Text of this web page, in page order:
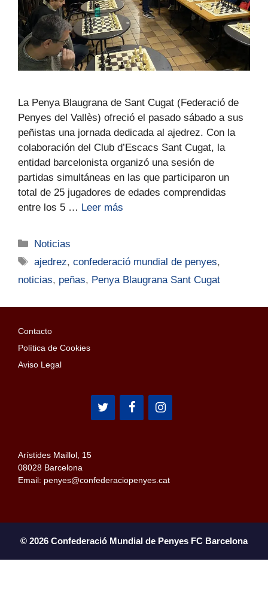
La Penya Blaugrana de Sant Cugat (Federació de
Penyes del Vallès) ofreció el pasado sábado a sus
peñistas una jornada dedicada al ajedrez. Con la
colaboración del Club d’Escacs Sant Cugat, la
entidad barcelonista organizó una sesión de
partidas simultáneas en las que participaron un
total de 25 jugadores de edades comprendidas
entre los 5 … Leer más
Noticias
ajedrez,confederació mundial de penyes,
noticias, peñas, Penya Blaugrana Sant Cugat
Contacto
Política de Cookies
Aviso Legal
Arístides Maillol, 15
08028 Barcelona
Email: penyes@confederaciopenyes.cat
© 2026 Confederació Mundial de Penyes FC Barcelona